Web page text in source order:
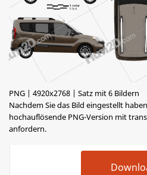
PNG | 4920x2768 | Satz mit 6 Bildern
Nachdem Sie das Bild eingestellt
hochauflösende PNG-Version mit
anfordern.